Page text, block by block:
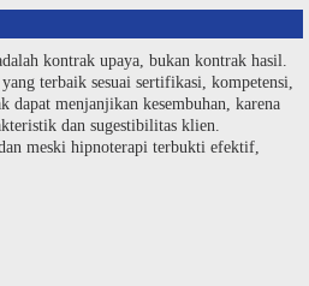
kontrak upaya, bukan kontrak hasil.
terbaik sesuai sertifikasi, kompetensi,
dapat menjanjikan kesembuhan, karena
dan sugestibilitas klien.
meski hipnoterapi terbukti efektif,